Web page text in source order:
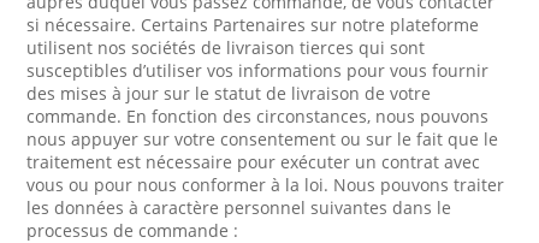
si nécessaire. Certains Partenaires sur notre plateforme
utilisent nos sociétés de livraison tierces qui sont
susceptibles d’utiliser vos informations pour vous fournir
des mises à jour sur le statut de livraison de votre
commande. En fonction des circonstances, nous pouvons
nous appuyer sur votre consentement ou sur le fait que le
traitement est nécessaire pour exécuter un contrat avec
vous ou pour nous conformer à la loi. Nous pouvons traiter
les données à caractère personnel suivantes dans le
processus de commande :